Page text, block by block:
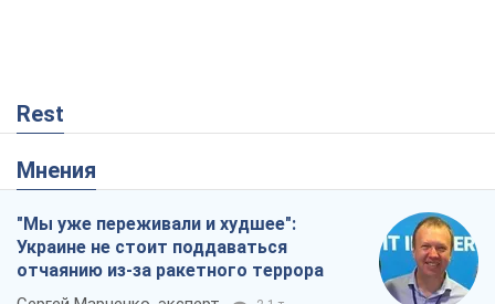
Rest
Мнения
"Мы уже переживали и худшее":
Украине не стоит поддаваться
отчаянию из-за ракетного террора